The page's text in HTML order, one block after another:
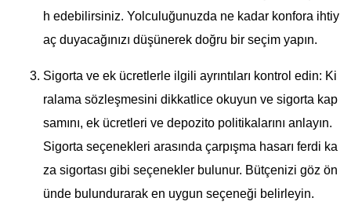
h edebilirsiniz. Yolculuğunuzda ne kadar konfora ihtiy
aç duyacağınızı düşünerek doğru bir seçim yapın.
Sigorta ve ek ücretlerle ilgili ayrıntıları kontrol edin: Ki
ralama sözleşmesini dikkatlice okuyun ve sigorta kap
samını, ek ücretleri ve depozito politikalarını anlayın.
Sigorta seçenekleri arasında çarpışma hasarı ferdi ka
za sigortası gibi seçenekler bulunur. Bütçenizi göz ön
ünde bulundurarak en uygun seçeneği belirleyin.